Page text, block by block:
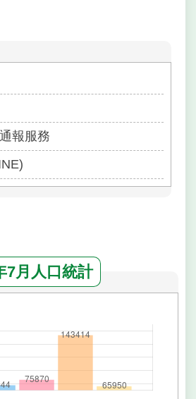
報服務
7月人口統計